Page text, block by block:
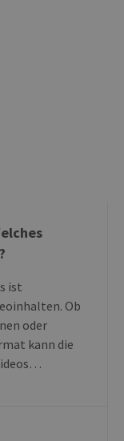
ist
Ob
oder
kann die